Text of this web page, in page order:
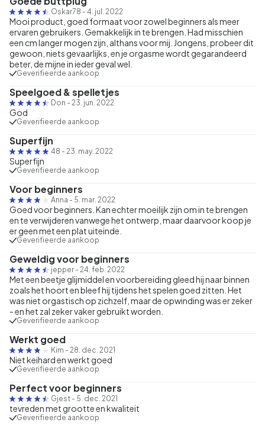
Oskar78 - 4. jul. 2022
Mooi product, goed formaat voor zowel beginners als meer
ervaren gebruikers. Gemakkelijk in te brengen. Had misschien
een cm langer mogen zijn, althans voor mij. Jongens, probeer dit
gewoon, niets gevaarlijks, en je orgasme wordt gegarandeerd
beter, de mijne in ieder geval wel.
Geverifieerde aankoop
Speelgoed & spelletjes
Don - 23. jun. 2022
God
Geverifieerde aankoop
Superfijn
48 - 23. may. 2022
Superfijn
Geverifieerde aankoop
Voor beginners
Anna - 5. mar. 2022
Goed voor beginners. Kan echter moeilijk zijn om in te brengen
en te verwijderen vanwege het ontwerp, maar daarvoor koop je
er geen met een plat uiteinde.
Geverifieerde aankoop
Geweldig voor beginners
jepper - 24. feb. 2022
Met een beetje glijmiddel en voorbereiding gleed hij naar binnen
zoals het hoort en bleef hij tijdens het spelen goed zitten. Het
was niet orgastisch op zichzelf, maar de opwinding was er zeker
- en het zal zeker vaker gebruikt worden.
Geverifieerde aankoop
Werkt goed
Kim - 28. dec. 2021
Niet keihard en werkt goed
Geverifieerde aankoop
Perfect voor beginners
Gjest - 5. dec. 2021
tevreden met grootte en kwaliteit
Geverifieerde aankoop